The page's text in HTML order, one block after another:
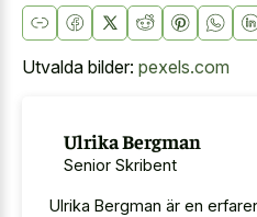
Utvalda bilder: pexels.com
Ulrika Bergman
Senior Skribent
Ulrika Bergman är en